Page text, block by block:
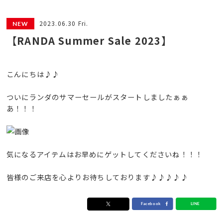
2023.06.30 Fri.
【RANDA Summer Sale 2023】
こんにちは♪♪
ついにランダのサマーセールがスタートしましたぁぁ
あ！！！
気になるアイテムはお早めにゲットしてくださいね！！！
皆様のご来店を心よりお待ちしております♪♪♪♪♪